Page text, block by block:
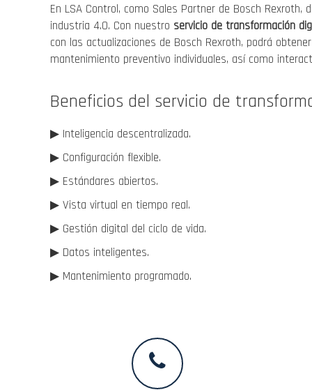
En LSA Control, como Sales Partner de Bosch
industria 4.0. Con nuestro servicio de transformación
con las actualizaciones de Bosch Rexroth, podrá
mantenimiento preventivo individuales, así como
Beneficios del servicio de
▶ Inteligencia descentralizada.
▶ Configuración flexible.
▶ Estándares abiertos.
▶ Vista virtual en tiempo real.
▶ Gestión digital del ciclo de vida.
▶ Datos inteligentes.
▶ Mantenimiento programado.